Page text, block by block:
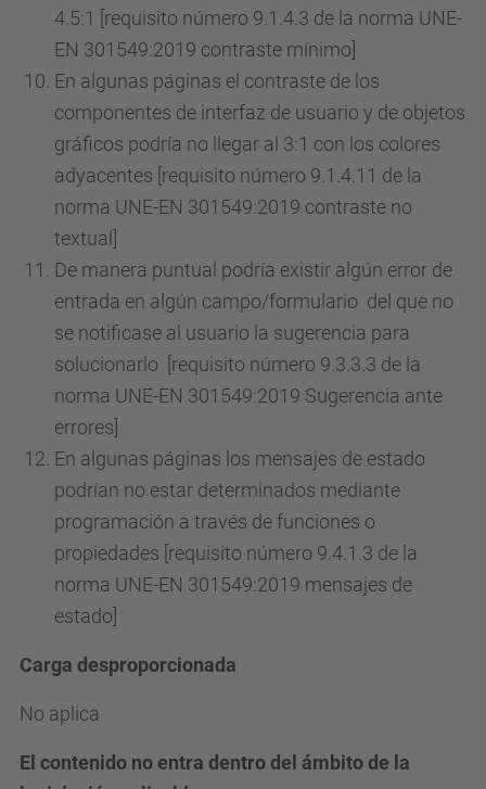
4.5:1 [requisito número 9.1.4.3 de la norma UNE-
EN 301549:2019 contraste mínimo]
En algunas páginas el contraste de los
componentes de interfaz de usuario y de objetos
gráficos podría no llegar al 3:1 con los colores
adyacentes [requisito número 9.1.4.11 de la
norma UNE-EN 301549:2019 contraste no
textual]
De manera puntual podría existir algún error de
entrada en algún campo/formulario del que no
se notificase al usuario la sugerencia para
solucionarlo [requisito número 9.3.3.3 de la
norma UNE-EN 301549:2019 Sugerencia ante
errores]
En algunas páginas los mensajes de estado
podrían no estar determinados mediante
programación a través de funciones o
propiedades [requisito número 9.4.1.3 de la
norma UNE-EN 301549:2019 mensajes de
estado]
Carga desproporcionada
No aplica
El contenido no entra dentro del ámbito de la